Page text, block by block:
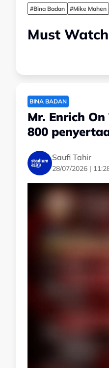
#Bina Badan #Mike Mahen
Must
BINA BADAN
Mr. Enrich
800
Saufi Tahir
28/07/2026 |